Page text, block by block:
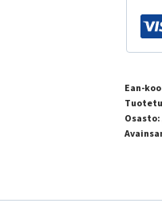
Ean-
Osasto: